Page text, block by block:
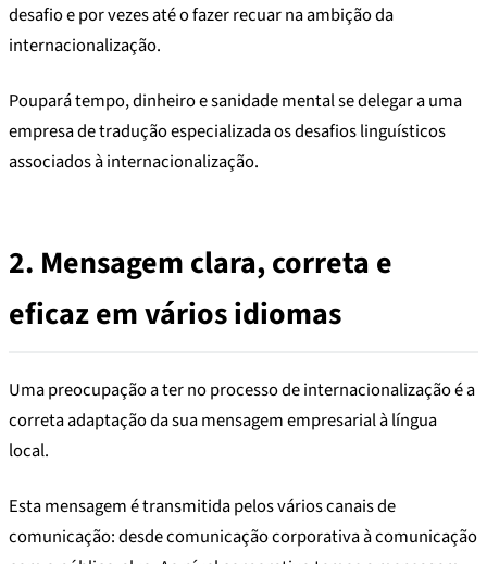
desafio e por vezes até o fazer recuar na ambição da
internacionalização.
Poupará tempo, dinheiro e sanidade mental se delegar a uma
empresa de tradução especializada os desafios linguísticos
associados à internacionalização.
2. Mensagem clara, correta e
eficaz em vários idiomas
Uma preocupação a ter no processo de internacionalização é a
correta adaptação da sua mensagem empresarial à língua
local.
Esta mensagem é transmitida pelos vários canais de
comunicação: desde comunicação corporativa à comunicação